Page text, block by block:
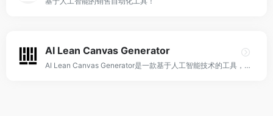
AI Lean Canvas Generator
AI Lean Canvas Generator是一款基于人工智能技术的工具，用于帮助企业创建和验证其商业模式。